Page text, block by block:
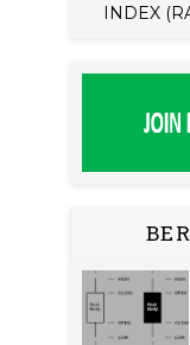
INDEX